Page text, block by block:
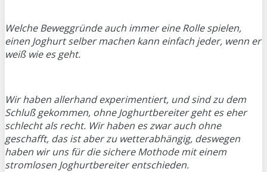
Welche Beweggründe auch immer eine Rolle spielen,
einen Joghurt selber machen kann einfach jeder, wenn er
weiß wie es geht.
Wir haben allerhand experimentiert, und sind zu dem
Schluß gekommen, ohne Joghurtbereiter geht es eher
schlecht als recht. Wir haben es zwar auch ohne
geschafft, das ist aber zu wetterabhängig, deswegen
haben wir uns für die sichere Mothode mit einem
stromlosen Joghurtbereiter entschieden.